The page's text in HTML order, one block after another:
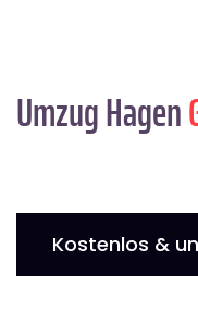
Umzug Hagen
Kostenlos &